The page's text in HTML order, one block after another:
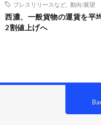
プレスリリースなど
動向/展望
西濃、一般貨物の運賃を平
2割値上げへ